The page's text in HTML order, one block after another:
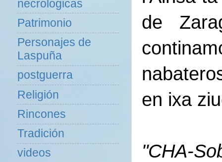
de
en ixa
"CHA-
necrologicas
Patrimonio
Personajes de
Laspuña
postguerra
Religión
Rincones
Tradición
videos